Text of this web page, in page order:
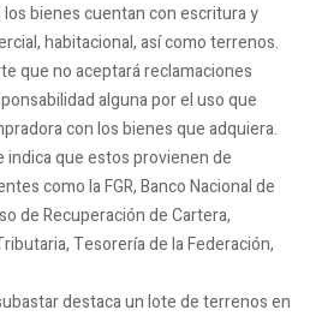
bienes cuentan con escritura y
habitacional, así como terrenos.
que no aceptará reclamaciones
alguna por el uso que
con los bienes que adquiera.
indica que estos provienen de
como la FGR, Banco Nacional de
de Recuperación de Cartera,
Tesorería de la Federación,
destaca un lote de terrenos en